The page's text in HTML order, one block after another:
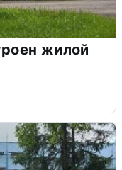
жилой